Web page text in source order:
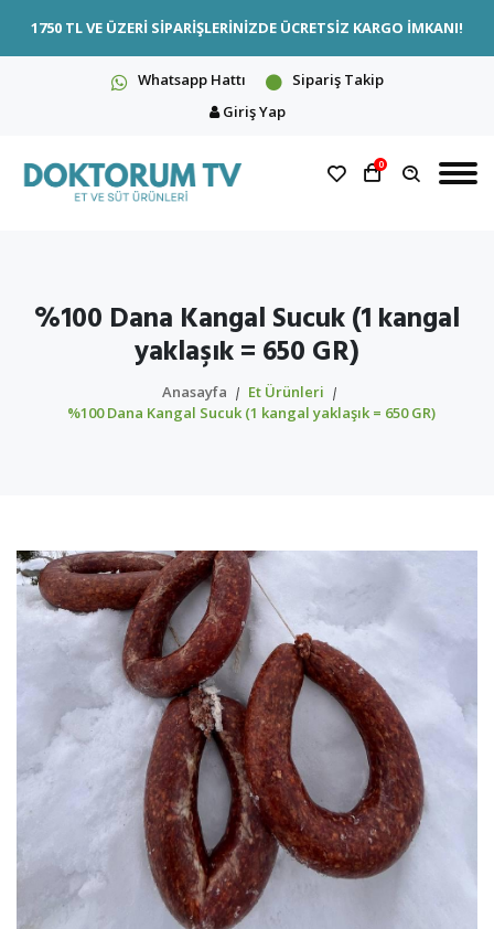
1750 TL VE ÜZERİ SİPARİŞLERİNİZDE ÜCRETSİZ KARGO İMKANI!
Whatsapp Hattı
Sipariş Takip
Giriş Yap
0
%100 Dana Kangal Sucuk (1 kangal
yaklaşık = 650 GR)
Anasayfa
Et Ürünleri
%100 Dana Kangal Sucuk (1 kangal yaklaşık = 650 GR)